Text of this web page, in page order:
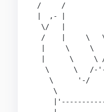
/     /
|  ,- |
\/   |
/    |     \
|     \     \
|      \     \
\      \   /-
\      '-/
\